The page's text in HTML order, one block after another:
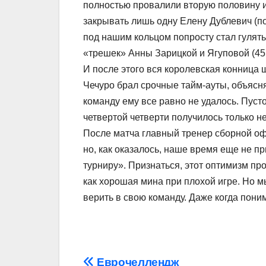
полностью провалили вторую половину
закрывать лишь одну Елену Дублевич
под нашим кольцом попросту стал
«трешек» Анны Зарицкой и Ягуповой
И после этого вся королевская конница
Чечуро брал срочные тайм-ауты,
команду ему все равно не удалось.
четвертой четверти получилось только
После матча главный тренер сборной
но, как оказалось, наше время еще не
турниру». Признаться, этот оптимизм
как хорошая мина при плохой игре. Но
верить в свою команду. Даже когда
Еврочеллендж